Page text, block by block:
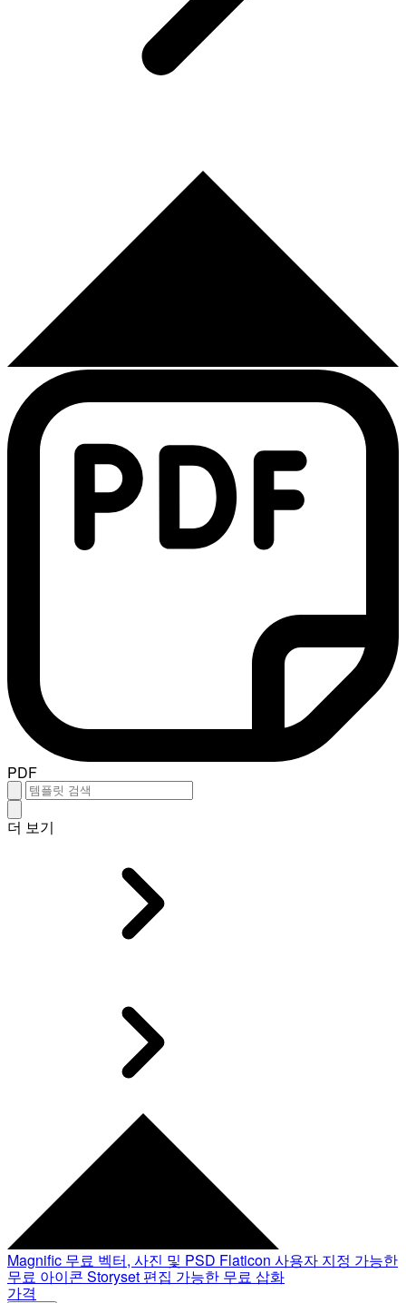
PDF
더 보기
Magnific 무료 벡터, 사진 및 PSD Flaticon 사용자 지정 가능한
무료 아이콘 Storyset 편집 가능한 무료 삽화
가격